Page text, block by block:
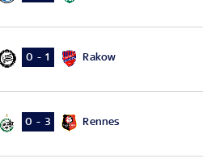
0 - 1 Rakow
0 - 3 Rennes